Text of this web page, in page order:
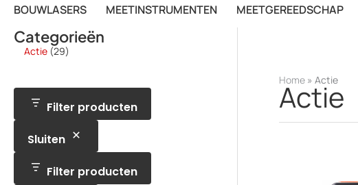
BOUWLASERS MEETINSTRUMENTEN MEETGEREEDSCHAP
Categorieën
Actie 292
9
d
t
Filter producten
Sluiten
Filter producten
Home » Actie
Actie